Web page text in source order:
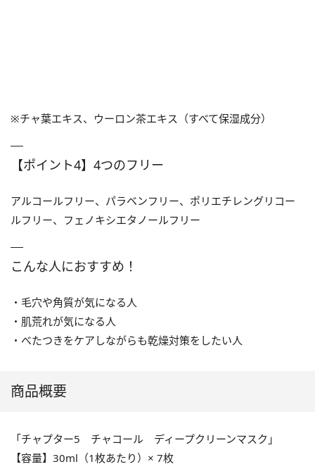
※チャ葉エキス、ウーロン茶エキス（すべて保湿成分）
【ポイント4】4つのフリー
アルコールフリー、パラベンフリー、ポリエチレングリコー
ルフリー、フェノキシエタノールフリー
こんな人におすすめ！
・毛穴や角質が気になる人
・肌荒れが気になる人
・べたつきをケアしながらも乾燥対策をしたい人
商品概要
「チャプター5 チャコール ディープクリーンマスク」
【容量】30ml（1枚あたり）× 7枚